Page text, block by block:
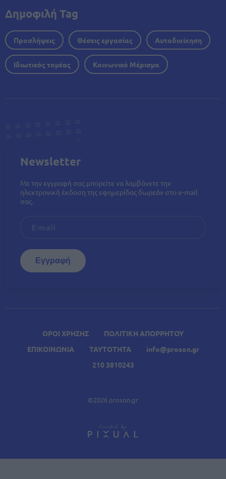
ΟΡΟΙ ΧΡΗΣΗΣ
ΠΟΛΙΤΙΚΗ ΑΠΟΡΡΗΤΟΥ
ΕΠΙΚΟΙΝΩΝΙΑ
ΤΑΥΤΟΤΗΤΑ
info@proson.gr
210 3810243
©2026 proson.gr
Δημοφιλή Tag
Προσλήψεις Θέσεις εργασίας Αυτοδιοίκηση
Ιδιωτικός τομέας Κοινωνικό Μέρισμα
Newsletter
Με την εγγραφή σας μπορείτε να λαμβάνετε την
ηλεκτρονική έκδοση της εφημερίδας δωρεάν στο e-mail
σας.